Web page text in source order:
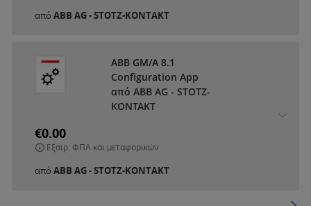
από ABB AG - STOTZ-KONTAKT
ABB GM/A 8.1
Configuration App
από ABB AG - STOTZ-
KONTAKT
€0.00
Εξαιρ. ΦΠΑ και μεταφορικών
από ABB AG - STOTZ-KONTAKT